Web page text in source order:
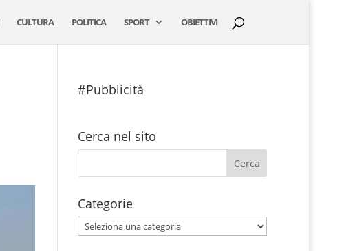
CULTURA POLITICA SPORT OBIETTIVI
#Pubblicità
Cerca nel sito
Categorie
Categorie